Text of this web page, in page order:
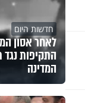
חדשות היום
לאחר אסון
התקיפות
המדינה